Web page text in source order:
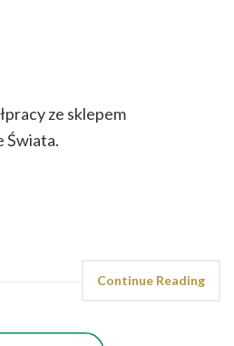
ze sklepem
Świata.
Continue Reading